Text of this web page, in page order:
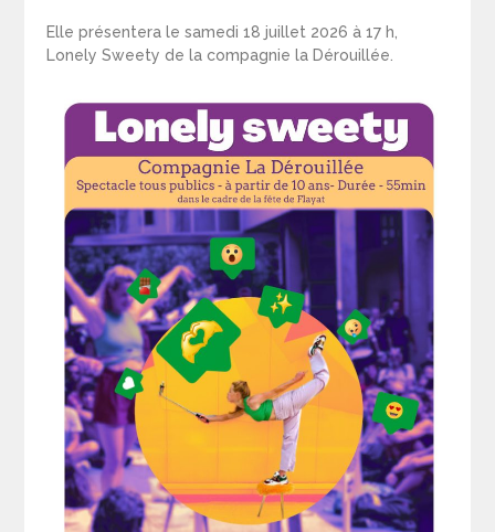
Elle présentera le samedi 18 juillet 2026 à 17 h,
Lonely Sweety de la compagnie la Dérouillée.